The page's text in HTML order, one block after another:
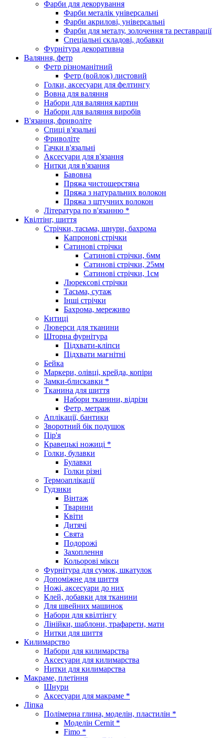
Фарби для декорування
Фарби металік універсальні
Фарби акрилові, універсальні
Фарби для металу, золочення та реставрації
Спеціальні складові, добавки
Фурнітура декоративна
Валяння, фетр
Фетр різноманітний
Фетр (войлок) листовий
Голки, аксесуари для фелтингу
Вовна для валяння
Набори для валяння картин
Набори для валяння виробів
В'язання, фриволіте
Спиці в'язальні
Фриволіте
Гачки в'язальні
Аксесуари для в'язання
Нитки для в'язання
Бавовна
Пряжа чистошерстяна
Пряжа з натуральних волокон
Пряжа з штучних волокон
Література по в'язанню *
Квілтінг, шиття
Стрічки, тасьма, шнури, бахрома
Капронові стрічки
Сатинові стрічки
Сатинові стрічки, 6мм
Сатинові стрічки, 25мм
Сатинові стрічки, 1см
Люрексові стрічки
Тасьма, сутаж
Інші стрічки
Бахрома, мереживо
Китиці
Люверси для тканини
Шторна фурнітура
Підхвати-кліпси
Підхвати магнітні
Бейка
Маркери, олівці, крейда, копіри
Замки-блискавки *
Тканина для шиття
Набори тканини, відрізи
Фетр, метраж
Аплікації, бантики
Зворотний бік подушок
Пір'я
Кравецькі ножиці *
Голки, булавки
Булавки
Голки різні
Термоаплікації
Гудзики
Вінтаж
Тварини
Квіти
Дитячі
Свята
Подорожі
Захоплення
Кольорові мікси
Фурнітура для сумок, шкатулок
Допоміжне для шиття
Ножі, аксесуари до них
Клей, добавки для тканини
Для швейних машинок
Набори для квілтінгу
Лінійки, шаблони, трафарети, мати
Нитки для шиття
Килимарство
Набори для килимарства
Аксесуари для килимарства
Нитки для килимарства
Макраме, плетіння
Шнури
Аксесуари для макраме *
Ліпка
Полімерна глина, моделін, пластилін *
Моделін Cernit *
Fimo *